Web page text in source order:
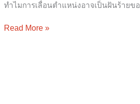
ทำไมการเลื่อนตำแหน่งอาจเป็นฝันร้ายข
Read More »